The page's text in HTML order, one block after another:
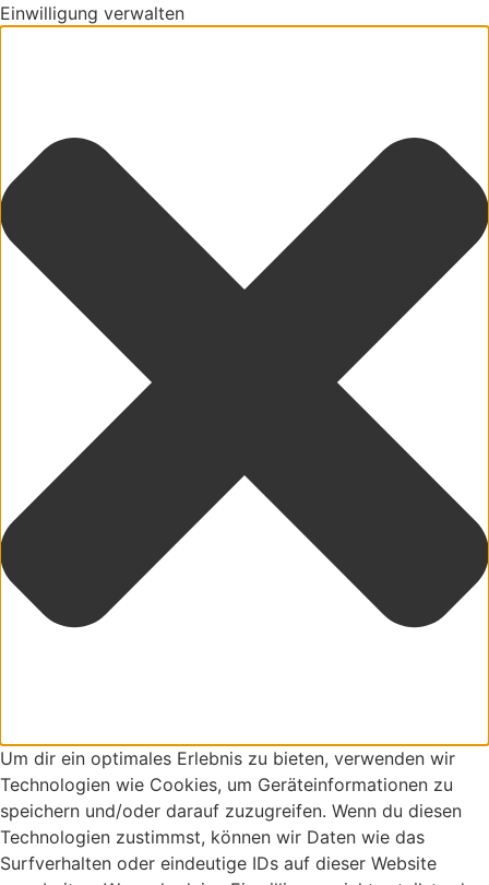
Einwilligung verwalten
Um dir ein optimales Erlebnis zu bieten, verwenden wir
Technologien wie Cookies, um Geräteinformationen zu
speichern und/oder darauf zuzugreifen. Wenn du diesen
Technologien zustimmst, können wir Daten wie das
Surfverhalten oder eindeutige IDs auf dieser Website